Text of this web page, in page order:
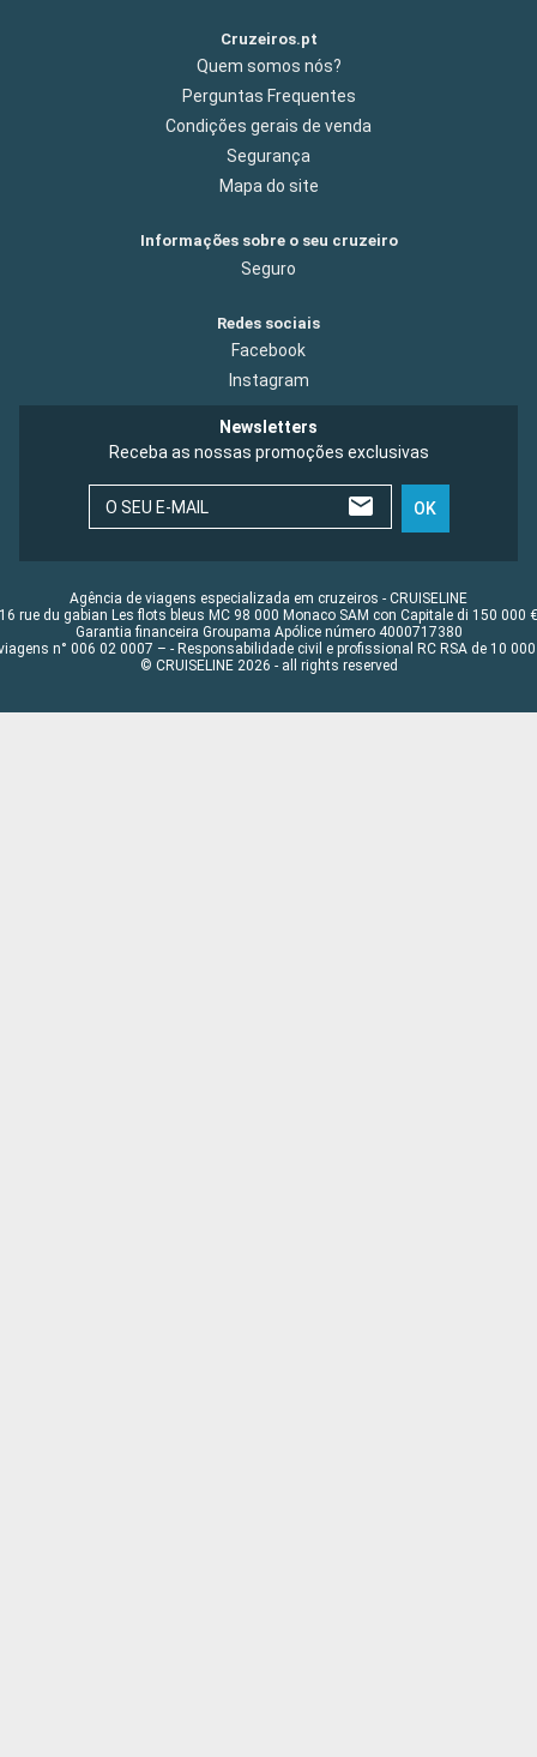
Cruzeiros.pt
Quem somos nós?
Perguntas Frequentes
Condições gerais de venda
Segurança
Mapa do site
Informações sobre o seu cruzeiro
Seguro
Redes sociais
Facebook
Instagram
Newsletters
Receba as nossas promoções exclusivas
O SEU E-MAIL OK
Agência de viagens especializada em cruzeiros - CRUISELINE
16 rue du gabian Les flots bleus MC 98 000 Monaco SAM con Capitale di 150 000 €
Garantia financeira Groupama Apólice número 4000717380
n° 006 02 0007 – - Responsabilidade civil e profissional RC RSA de 10 000
© CRUISELINE 2026 - all rights reserved